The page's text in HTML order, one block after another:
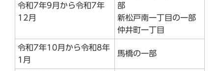
令和7年9月から令和7年
12月
部
新松戸南一丁目の一部
仲井町一丁目
令和7年10月から令和8年
1月
馬橋の一部